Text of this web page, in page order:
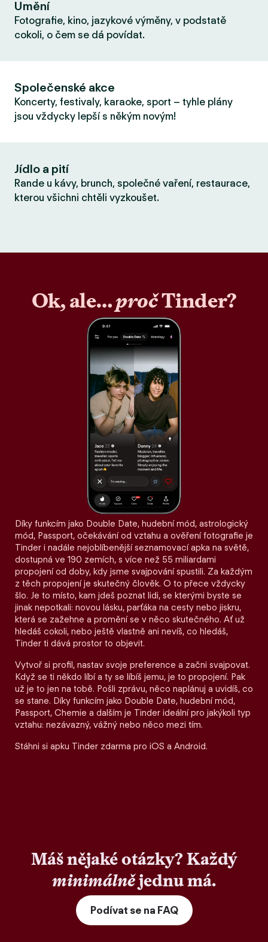
Umění
Fotografie, kino, jazykové výměny, v podstatě
cokoli, o čem se dá povídat.
Společenské akce
Koncerty, festivaly, karaoke, sport – tyhle plány
jsou vždycky lepší s někým novým!
Jídlo a pití
Rande u kávy, brunch, společné vaření, restaurace,
kterou všichni chtěli vyzkoušet.
Ok, ale…pročTinder?
Díky funkcím jako Double Date, hudební mód, astrologický
mód, Passport, očekávání od vztahu a ověření fotografie je
Tinder i nadále nejoblíbenější seznamovací apka na světě,
dostupná ve 190 zemích, s více než 55 miliardami
propojení od doby, kdy jsme svajpování spustili. Za každým
z těch propojení je skutečný člověk. O to přece vždycky
šlo. Je to místo, kam jdeš poznat lidi, se kterými byste se
jinak nepotkali: novou lásku, parťáka na cesty nebo jiskru,
která se zažehne a promění se v něco skutečného. Ať už
hledáš cokoli, nebo ještě vlastně ani nevíš, co hledáš,
Tinder ti dává prostor to objevit.
Vytvoř si profil, nastav svoje preference a začni svajpovat.
Když se ti někdo líbí a ty se líbíš jemu, je to propojení. Pak
už je to jen na tobě. Pošli zprávu, něco naplánuj a uvidíš, co
se stane. Díky funkcím jako Double Date, hudební mód,
Passport, Chemie a dalším je Tinder ideální pro jakýkoli typ
vztahu: nezávazný, vážný nebo něco mezi tím.
Stáhni si apku Tinder zdarma pro iOS a Android.
Máš nějaké otázky? Každý
minimálnějednu má.
Podívat se na FAQ